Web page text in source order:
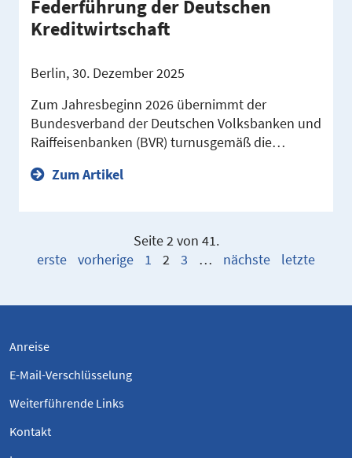
Federführung der Deutschen
Kreditwirtschaft
Berlin, 30. Dezember 2025
Zum Jahresbeginn 2026 übernimmt der
Bundesverband der Deutschen Volksbanken und
Raiffeisenbanken (BVR) turnusgemäß die…
Zum Artikel
Seite 2 von 41.
erste
vorherige 1 2 3 … nächste letzte
Anreise
E-Mail-Verschlüsselung
Weiterführende Links
Kontakt